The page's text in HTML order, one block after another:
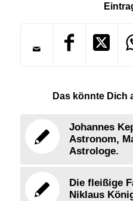
Das könnte Dich
Johannes
Astronom,
Astrologe.
Die fleißige
Niklaus